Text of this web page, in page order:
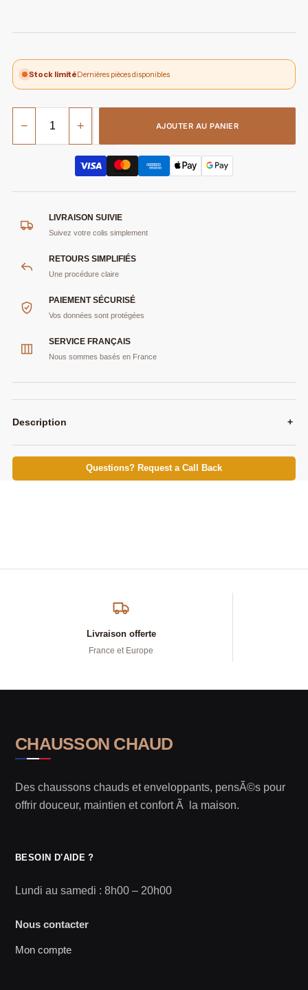
Stock limitéDernières pièces disponibles
− + AJOUTER AU PANIER
LIVRAISON SUIVIE
Suivez votre colis simplement
RETOURS SIMPLIFIÉS
Une procédure claire
PAIEMENT SÉCURISÉ
Vos données sont protégées
SERVICE FRANÇAIS
Nous sommes basés en France
Description +
Questions? Request a Call Back
Livraison offerte
France et Europe
CHAUSSON CHAUD
Des chaussons chauds et enveloppants, pensÃ©s pour
offrir douceur, maintien et confort Ã la maison.
BESOIN D'AIDE ?
Lundi au samedi : 8h00 – 20h00
Nous contacter
Mon compte